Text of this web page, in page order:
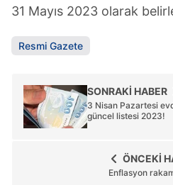
31 Mayıs 2023 olarak
Resmi Gazete
SONRAKİ HABER
3 Nisan Pazartesi
güncel listesi 2023!
ÖNCEKİ
Enflasyon